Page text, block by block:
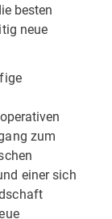
besten
neue
zum
einer sich